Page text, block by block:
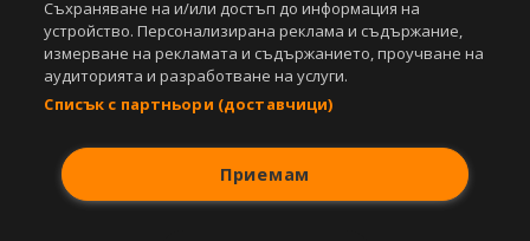
www.sportal.bg. Използването на графични и видео материали,
публикувани в сайта, е строго забранено. Нарушителите ще бъдат
санкционирани с цялата строгост на закона.
Свали приложение за:
Powered by:
Съхраняване на и/или достъп до информация на
устройство. Персонализирана реклама и съдържание,
измерване на рекламата и съдържанието, проучване на
аудиторията и разработване на услуги.
Списък с партньори (доставчици)
Приемам